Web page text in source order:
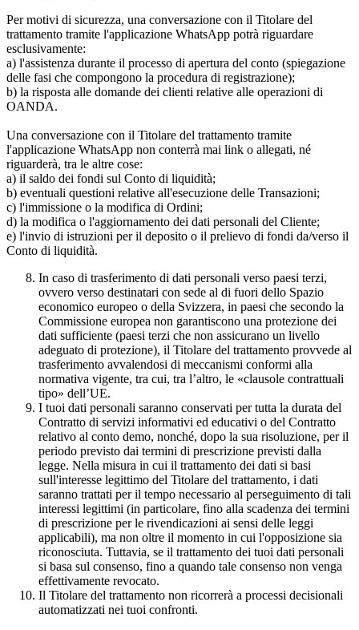
Per motivi di sicurezza, una conversazione con il Titolare del
trattamento tramite l'applicazione WhatsApp potrà riguardare
esclusivamente:
a) l'assistenza durante il processo di apertura del conto (spiegazione
delle fasi che compongono la procedura di registrazione);
b) la risposta alle domande dei clienti relative alle operazioni di
OANDA.
Una conversazione con il Titolare del trattamento tramite
l'applicazione WhatsApp non conterrà mai link o allegati, né
riguarderà, tra le altre cose:
a) il saldo dei fondi sul Conto di liquidità;
b) eventuali questioni relative all'esecuzione delle Transazioni;
c) l'immissione o la modifica di Ordini;
d) la modifica o l'aggiornamento dei dati personali del Cliente;
e) l'invio di istruzioni per il deposito o il prelievo di fondi da/verso il
Conto di liquidità.
In caso di trasferimento di dati personali verso paesi terzi,
ovvero verso destinatari con sede al di fuori dello Spazio
economico europeo o della Svizzera, in paesi che secondo la
Commissione europea non garantiscono una protezione dei
dati sufficiente (paesi terzi che non assicurano un livello
adeguato di protezione), il Titolare del trattamento provvede al
trasferimento avvalendosi di meccanismi conformi alla
normativa vigente, tra cui, tra l’altro, le «clausole contrattuali
tipo» dell’UE.
I tuoi dati personali saranno conservati per tutta la durata del
Contratto di servizi informativi ed educativi o del Contratto
relativo al conto demo, nonché, dopo la sua risoluzione, per il
periodo previsto dai termini di prescrizione previsti dalla
legge. Nella misura in cui il trattamento dei dati si basi
sull'interesse legittimo del Titolare del trattamento, i dati
saranno trattati per il tempo necessario al perseguimento di tali
interessi legittimi (in particolare, fino alla scadenza dei termini
di prescrizione per le rivendicazioni ai sensi delle leggi
applicabili), ma non oltre il momento in cui l'opposizione sia
riconosciuta. Tuttavia, se il trattamento dei tuoi dati personali
si basa sul consenso, fino a quando tale consenso non venga
effettivamente revocato.
Il Titolare del trattamento non ricorrerà a processi decisionali
automatizzati nei tuoi confronti.